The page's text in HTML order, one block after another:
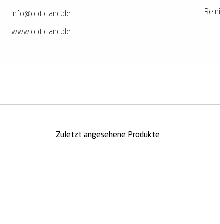
info@opticland.de
www.opticland.de
Zuletzt angesehene Produkte